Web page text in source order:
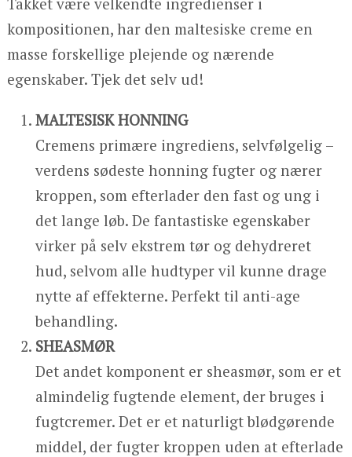
kompositionen, har den maltesiske creme en
masse forskellige plejende og nærende
egenskaber. Tjek det selv ud!
MALTESISK HONNING
Cremens primære ingrediens, selvfølgelig –
verdens sødeste honning fugter og nærer
kroppen, som efterlader den fast og ung i
det lange løb. De fantastiske egenskaber
virker på selv ekstrem tør og dehydreret
hud, selvom alle hudtyper vil kunne drage
nytte af effekterne. Perfekt til anti-age
behandling.
SHEASMØR
Det andet komponent er sheasmør, som er et
almindelig fugtende element, der bruges i
fugtcremer. Det er et naturligt blødgørende
middel, der fugter kroppen uden at efterlade